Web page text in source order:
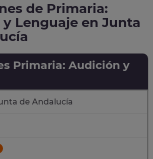
de Primaria:
Lenguaje en Junta
Primaria: Audición y
de Andalucía